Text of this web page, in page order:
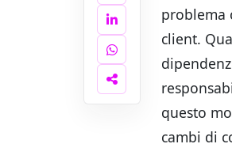
problema
client.
questo
cambi di